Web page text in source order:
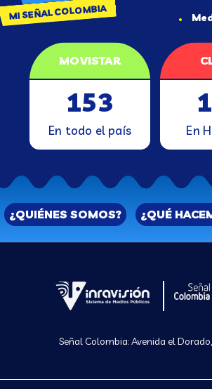
MI SEÑAL COLOMBIA
MOVISTAR
153
En todo el país En
¿QUIÉNES SOMOS? ¿QUÉ
Señal Colombia: Avenida el